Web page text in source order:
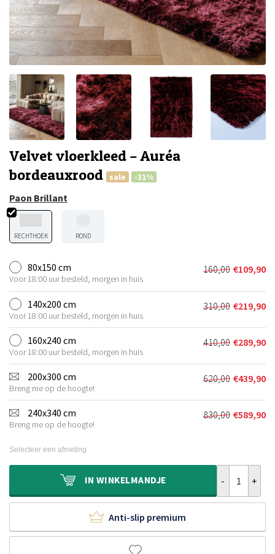
Velvet vloerkleed – Auréa
bordeauxrood
sale -31%
Paon Brillant
RECHTHOEK ROND
80x150 cm
Voor 18:00 uur besteld, morgen in huis
160,00
prijs
was:
€160,00.
€109,90
Huidige
prijs
is:
€109,90.
140x200 cm
Voor 18:00 uur besteld, morgen in huis
310,00
prijs
was:
€310,00.
€219,90
Huidige
prijs
is:
€219,90.
160x240 cm
Voor 18:00 uur besteld, morgen in huis
410,00
prijs
was:
€410,00.
€289,90
Huidige
prijs
is:
€289,90.
200x300 cm
Breng me op de hoogte!
620,00
prijs
was:
€620,00.
€439,90
Huidige
prijs
is:
€439,90.
240x340 cm
Breng me op de hoogte!
830,00 €589,90
Huidige
Selecteer een afmeting
IN WINKELMANDJE
Anti-slip premium